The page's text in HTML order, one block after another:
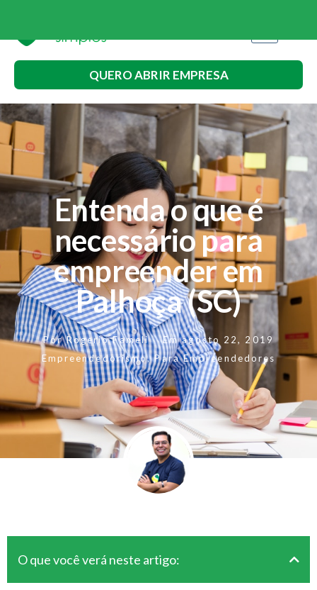
QUERO ABRIR EMPRESA
Entenda o que é
necessário para
empreender em
Palhoça (SC)
PorRogerio Fameli Em agosto 22, 2019
Empreendedorismo,Para Empreendedores
O que você verá neste artigo: